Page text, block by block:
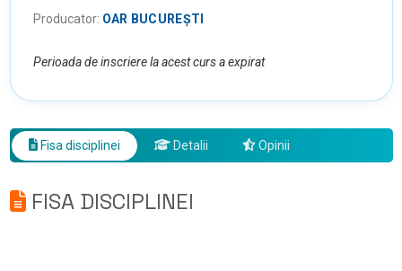
Producator: OAR BUCUREȘTI
Perioada de inscriere la acest curs a expirat
Fisa disciplinei Detalii Opinii
FISA DISCIPLINEI